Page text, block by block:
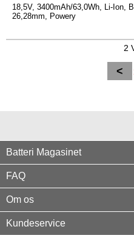
18,5V, 3400mAh/63,0Wh, Li-Ion,
26,28mm, Powery
2
<
Batteri Magasinet
FAQ
Om os
Kundeservice